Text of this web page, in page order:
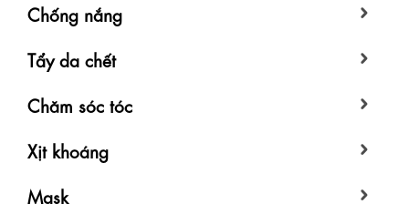
Chống nắng
Tẩy da chết
Chăm sóc tóc
Xịt khoáng
Mask